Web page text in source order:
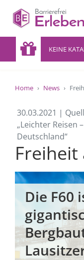
KEINE
Home News
30.03.2021 |
„Leichter Reisen
Deutschland“
Freiheit
Die F60